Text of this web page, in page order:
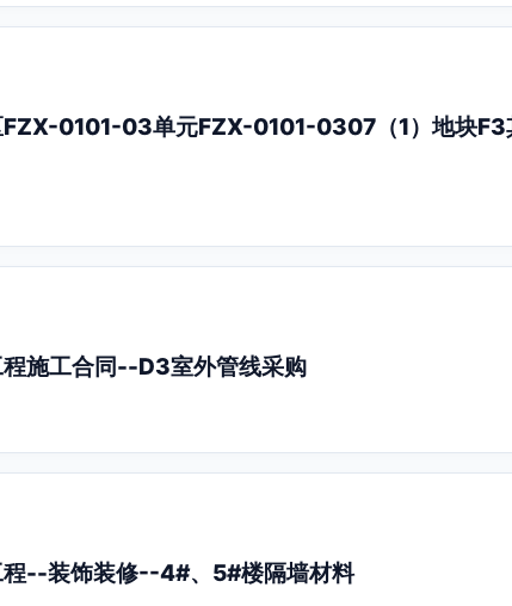
FZX-0101-03单元FZX-0101-0307（1）地块F3
施工合同--D3室外管线采购
程--装饰装修--4#、5#楼隔墙材料